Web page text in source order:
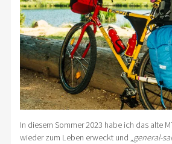
In diesem Sommer 2023 habe ich das alte
wieder zum Leben erweckt und „general-